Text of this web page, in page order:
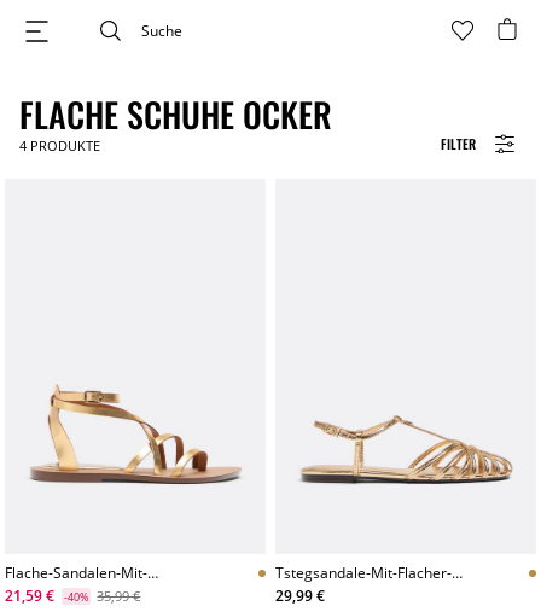
FILTER
FLACHE SCHUHE OCKER
4 PRODUKTE
Flache-Sandalen-Mit-
Schnurriemen-Aus-Leder
21,59 € -40% 35,99 €
Tstegsandale-Mit-Flacher-
Sohle
29,99 €